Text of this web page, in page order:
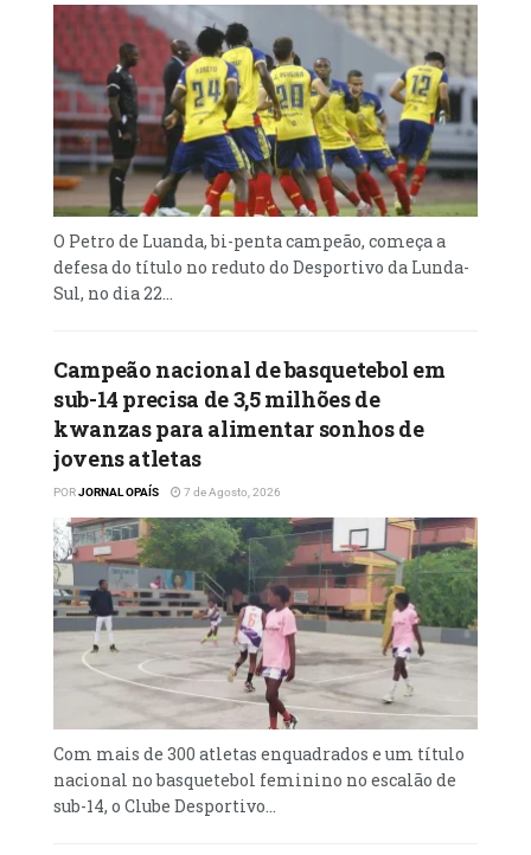
‎O Petro de Luanda, bi-penta campeão, começa a
defesa do título no reduto do Desportivo da Lunda-
Sul, no dia 22...
Campeão nacional de basquetebol em
sub-14 precisa de 3,5 milhões de
kwanzas para alimentar sonhos de
jovens atletas
PORJORNAL OPAÍS 7 de Agosto, 2026
Com mais de 300 atletas enquadrados e um título
nacional no basquetebol feminino no escalão de
sub-14, o Clube Desportivo...